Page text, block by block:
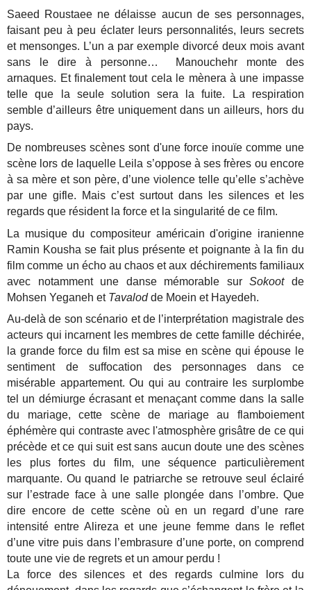
Saeed Roustaee ne délaisse aucun de ses personnages,
faisant peu à peu éclater leurs personnalités, leurs secrets
et mensonges. L’un a par exemple divorcé deux mois avant
sans le dire à personne… Manouchehr monte des
arnaques. Et finalement tout cela le mènera à une impasse
telle que la seule solution sera la fuite. La respiration
semble d’ailleurs être uniquement dans un ailleurs, hors du
pays.
De nombreuses scènes sont d'une force inouïe comme une
scène lors de laquelle Leila s’oppose à ses frères ou encore
à sa mère et son père, d’une violence telle qu’elle s’achève
par une gifle. Mais c’est surtout dans les silences et les
regards que résident la force et la singularité de ce film.
La musique du compositeur américain d'origine iranienne
Ramin Kousha se fait plus présente et poignante à la fin du
film comme un écho au chaos et aux déchirements familiaux
avec notamment une danse mémorable surSokootde
Mohsen Yeganeh et Tavalodde Moein et Hayedeh.
Au-delà de son scénario et de l’interprétation magistrale des
acteurs qui incarnent les membres de cette famille déchirée,
la grande force du film est sa mise en scène qui épouse le
sentiment de suffocation des personnages dans ce
misérable appartement. Ou qui au contraire les surplombe
tel un démiurge écrasant et menaçant comme dans la salle
du mariage, cette scène de mariage au flamboiement
éphémère qui contraste avec l'atmosphère grisâtre de ce qui
précède et ce qui suit est sans aucun doute une des scènes
les plus fortes du film, une séquence particulièrement
marquante. Ou quand le patriarche se retrouve seul éclairé
sur l’estrade face à une salle plongée dans l’ombre. Que
dire encore de cette scène où en un regard d’une rare
intensité entre Alireza et une jeune femme dans le reflet
d’une vitre puis dans l’embrasure d’une porte, on comprend
toute une vie de regrets et un amour perdu !
La force des silences et des regards culmine lors du